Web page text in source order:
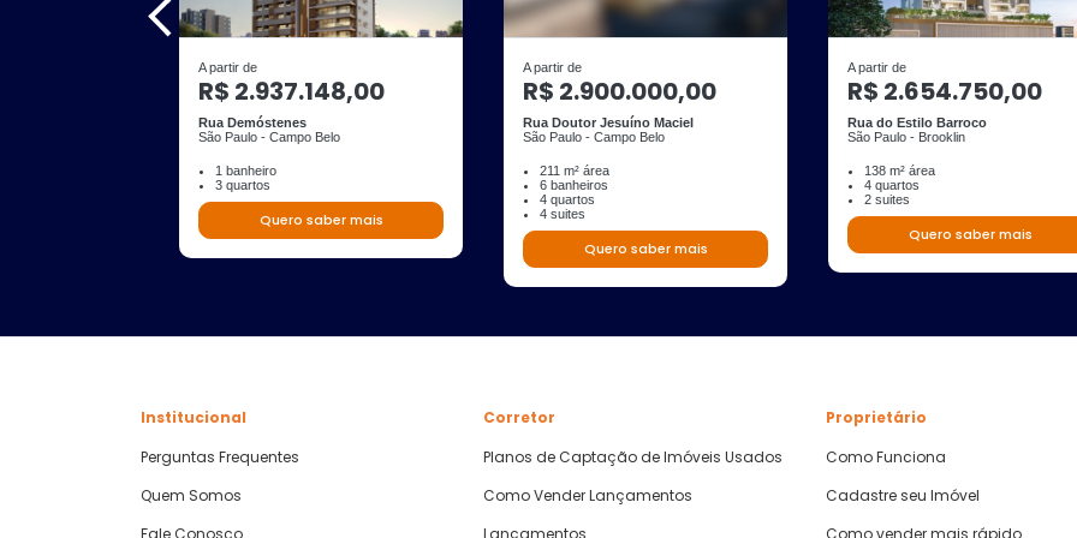
A partir de
R$ 2.937.148,00
Rua Demóstenes
São Paulo - Campo Belo
1 banheiro
3 quartos
Quero saber mais
A partir de
R$ 2.900.000,00
Rua Doutor Jesuíno Maciel
São Paulo - Campo Belo
211 m² área
6 banheiros
4 quartos
4 suites
Quero saber mais
A partir de
R$ 2.654.750,00
Rua do Estilo Barroco
São Paulo - Brooklin
138 m² área
4 quartos
2 suites
Quero saber mais
Institucional
Perguntas Frequentes
Quem Somos
Corretor
Planos de Captação de Imóveis Usados
Como Vender Lançamentos
Proprietário
Como Funciona
Cadastre seu Imóvel